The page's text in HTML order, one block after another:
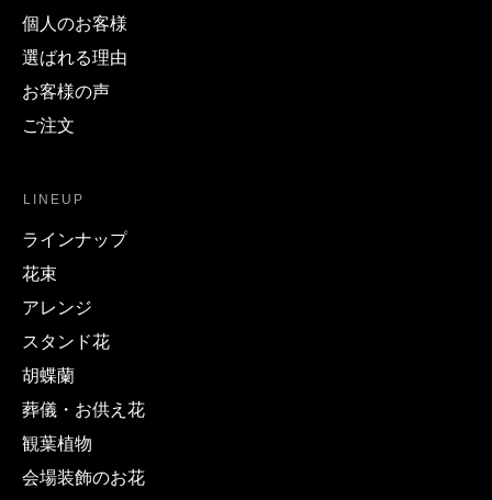
個人のお客様
選ばれる理由
お客様の声
ご注文
LINEUP
ラインナップ
花束
アレンジ
スタンド花
胡蝶蘭
葬儀・お供え花
観葉植物
会場装飾のお花